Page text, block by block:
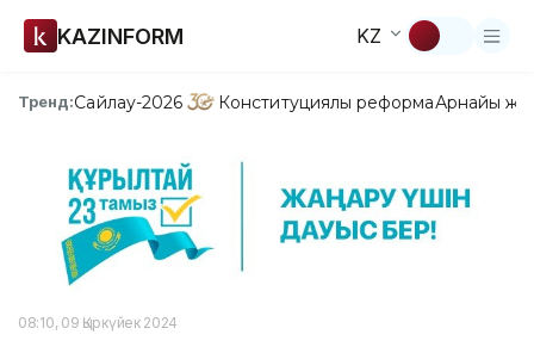
KAZINFORM KZ
Тренд:Сайлау-2026 Конституциялық реформаАрнайы
08:10, 09 Қыркүйек 2024